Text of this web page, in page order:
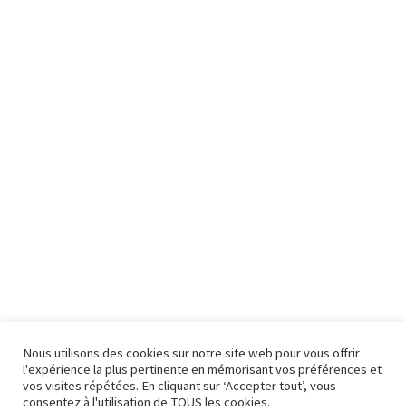
Nous utilisons des cookies sur notre site web pour vous offrir
l'expérience la plus pertinente en mémorisant vos préférences et
vos visites répétées. En cliquant sur ‘Accepter tout’, vous
consentez à l'utilisation de TOUS les cookies.